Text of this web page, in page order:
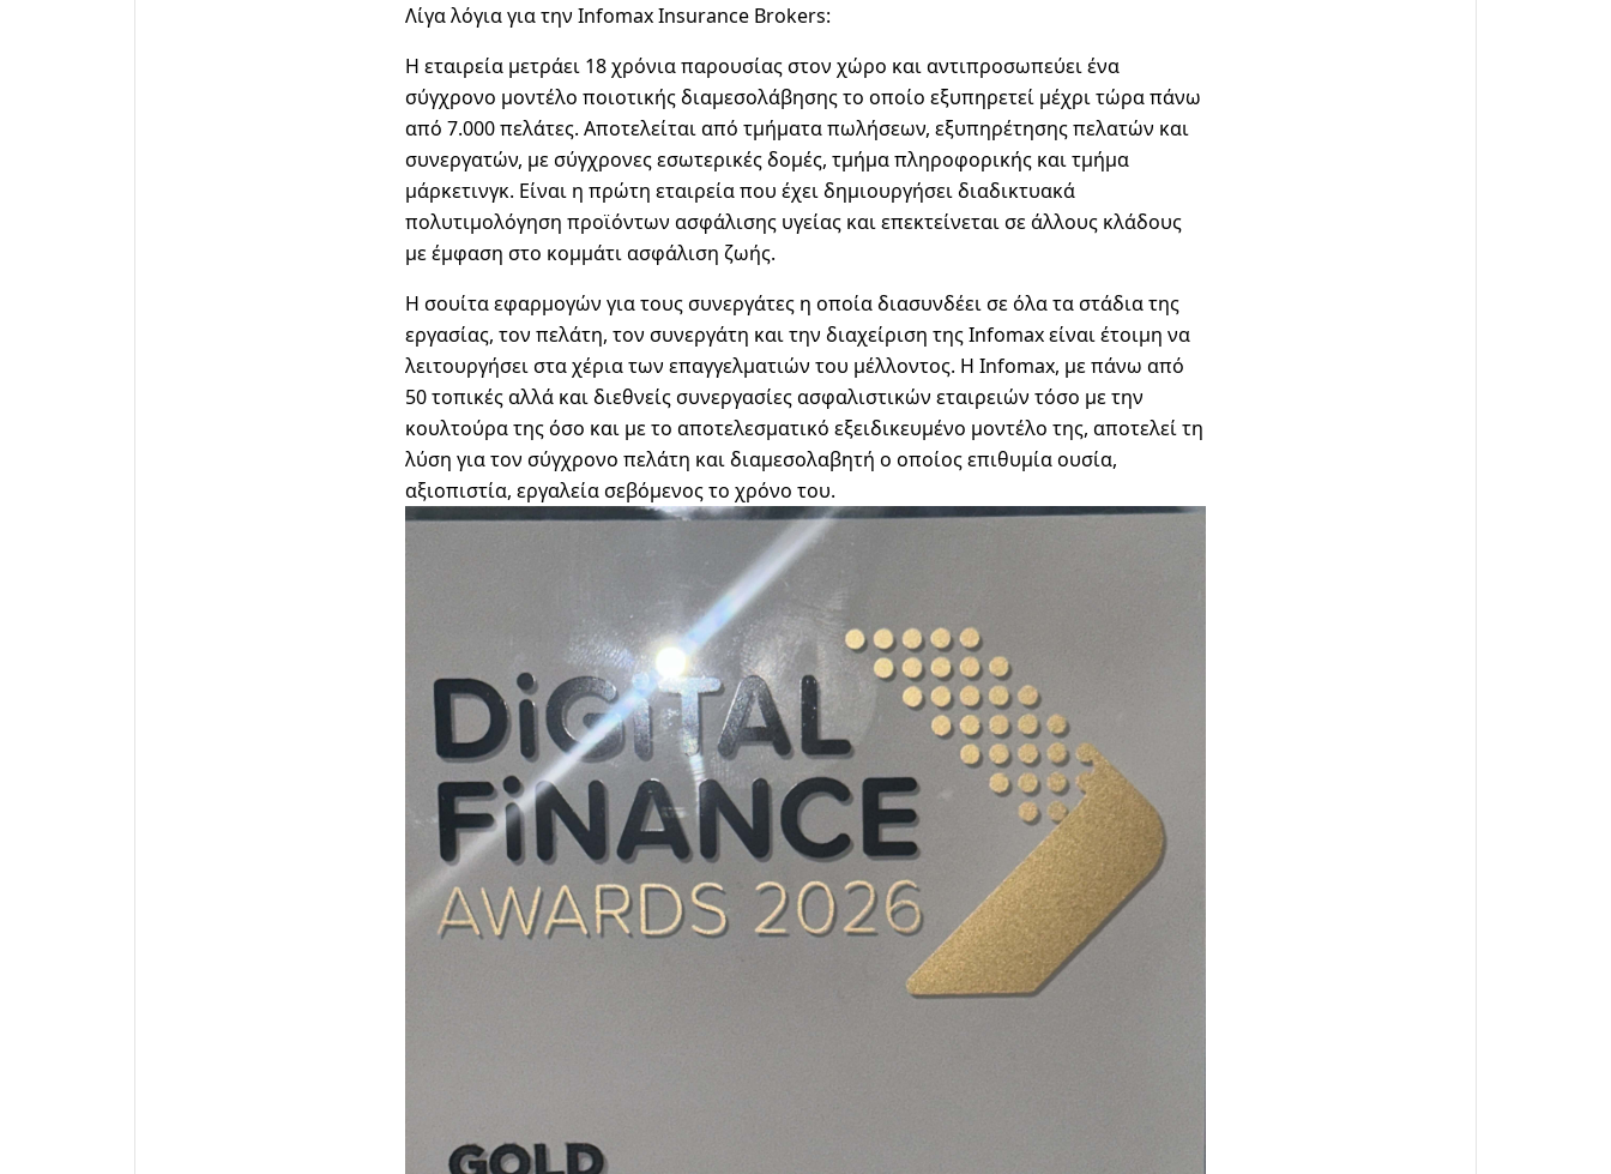
Λίγα λόγια για την Infomax Insurance Brokers:
Η εταιρεία μετράει 18 χρόνια παρουσίας στον χώρο και αντιπροσωπεύει ένα
σύγχρονο μοντέλο ποιοτικής διαμεσολάβησης το οποίο εξυπηρετεί μέχρι τώρα πάνω
από 7.000 πελάτες. Αποτελείται από τμήματα πωλήσεων, εξυπηρέτησης πελατών και
συνεργατών, με σύγχρονες εσωτερικές δομές, τμήμα πληροφορικής και τμήμα
μάρκετινγκ. Είναι η πρώτη εταιρεία που έχει δημιουργήσει διαδικτυακά
πολυτιμολόγηση προϊόντων ασφάλισης υγείας και επεκτείνεται σε άλλους κλάδους
με έμφαση στο κομμάτι ασφάλιση ζωής.
Η σουίτα εφαρμογών για τους συνεργάτες η οποία διασυνδέει σε όλα τα στάδια της
εργασίας, τον πελάτη, τον συνεργάτη και την διαχείριση της Infomax είναι έτοιμη να
λειτουργήσει στα χέρια των επαγγελματιών του μέλλοντος. Η Infomax, με πάνω από
50 τοπικές αλλά και διεθνείς συνεργασίες ασφαλιστικών εταιρειών τόσο με την
κουλτούρα της όσο και με το αποτελεσματικό εξειδικευμένο μοντέλο της, αποτελεί τη
λύση για τον σύγχρονο πελάτη και διαμεσολαβητή ο οποίος επιθυμία ουσία,
αξιοπιστία, εργαλεία σεβόμενος το χρόνο του.